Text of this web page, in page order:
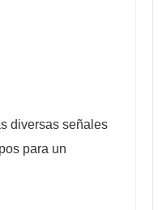
diversas señales
para un